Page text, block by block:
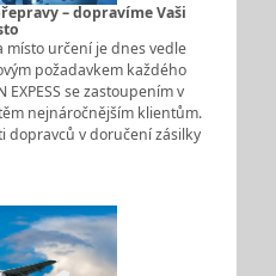
– dopravíme Vaši
místo určení je dnes vedle
požadavkem každého
se zastoupením v
nejnáročnějším klientům.
dopravců v doručení zásilky